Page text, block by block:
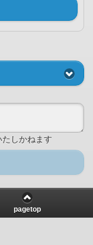
しかねます
pagetop